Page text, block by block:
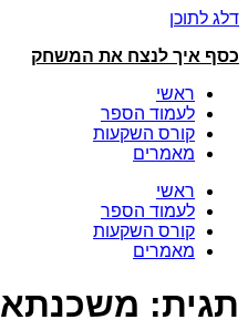
דלג לתוכן
כסף איך לנצח את המשחק
ראשי
לעמוד הספר
קורס השקעות
מאמרים
ראשי
לעמוד הספר
קורס השקעות
מאמרים
תגית: משכנתא